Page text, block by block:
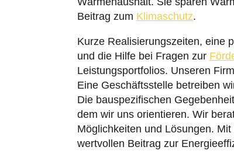
Beitrag zum Klimaschutz.
Kurze Realisierungszeiten, eine
und die Hilfe bei Fragen zur
Leistungsportfolios. Unseren
Eine Geschäftsstelle betreiben
Die bauspezifischen
dem wir uns orientieren. Wir
Möglichkeiten und Lösungen.
wertvollen Beitrag zur